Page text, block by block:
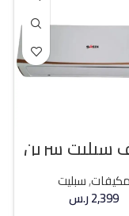
سبليت سرين
بارد
مكيفات,سبليت
2,399ر.س